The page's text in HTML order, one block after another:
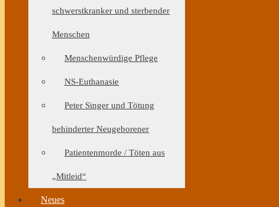
schwerstkranker und sterbender
Menschen
Menschenwürdige Pflege
NS-Euthanasie
Peter Singer und Tötung
behinderter Neugeborener
Patientenmorde / Töten aus
„Mitleid“
Neues